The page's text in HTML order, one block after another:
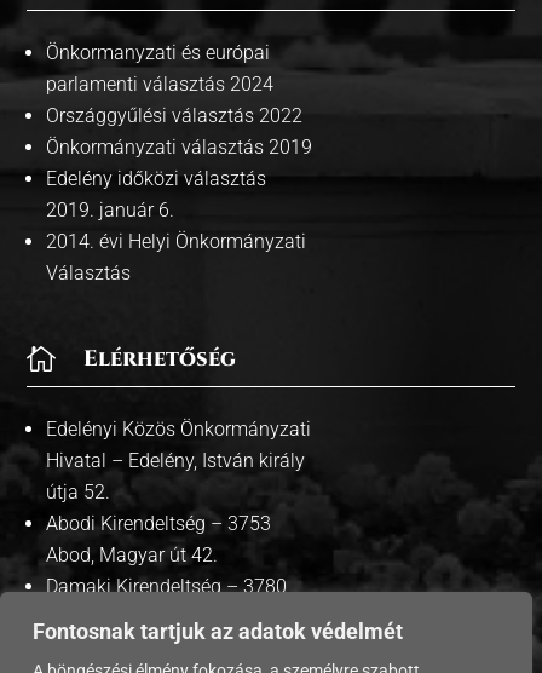
Fontosnak tartjuk az adatok védelmét
Önkormanyzati és európai
parlamenti választás 2024
Országgyűlési választás 2022
Önkormányzati választás 2019
Edelény időközi választás
2019. január 6.
2014. évi Helyi Önkormányzati
Választás
 Elérhetőség
Edelényi Közös Önkormányzati
Hivatal – Edelény, István király
útja 52.
Abodi Kirendeltség – 3753
Abod, Magyar út 42.
Damaki Kirendeltség – 3780
Damak, Szabadság út 35.